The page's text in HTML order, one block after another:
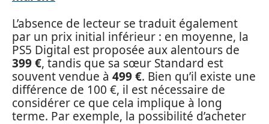
L’absence de lecteur se traduit également
par un prix initial inférieur : en moyenne, la
PS5 Digital est proposée aux alentours de
399 €, tandis que sa sœur Standard est
souvent vendue à 499 €. Bien qu’il existe une
différence de 100 €, il est nécessaire de
considérer ce que cela implique à long
terme. Par exemple, la possibilité d’acheter